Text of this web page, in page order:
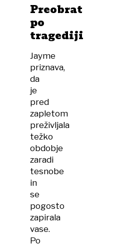
Preobrat
po
tragediji
Jayme
priznava,
da
je
pred
zapletom
preživljala
težko
obdobje
zaradi
tesnobe
in
se
pogosto
zapirala
vase.
Po